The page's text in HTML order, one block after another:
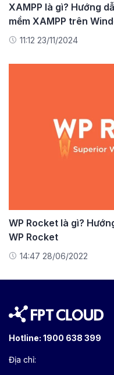
XAMPP là gì? Hướng
mềm XAMPP trên
11:12 23/11/2024
WP Rocket là gì?
WP Rocket
14:47 28/06/2022
Hotline: 1900 638 399
Địa chỉ: